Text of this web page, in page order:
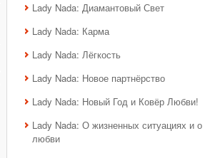
Lady Nada: Диамантовый Свет
Lady Nada: Карма
Lady Nada: Лёгкость
Lady Nada: Новое партнёрство
Lady Nada: Новый Год и Ковёр Любви!
Lady Nada: О жизненных ситуациях и о
любви